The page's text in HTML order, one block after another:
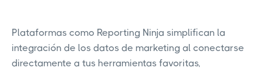
Plataformas como Reporting Ninja simplifican la
integración de los datos de marketing al conectarse
directamente a tus herramientas favoritas,